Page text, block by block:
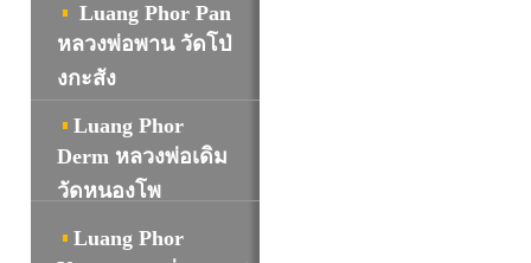
Luang Phor Pan
หลวงพ่อพาน วัดโป่
งกะสัง
Luang Phor
Derm หลวงพ่อเดิม
วัดหนองโพ
Luang Phor